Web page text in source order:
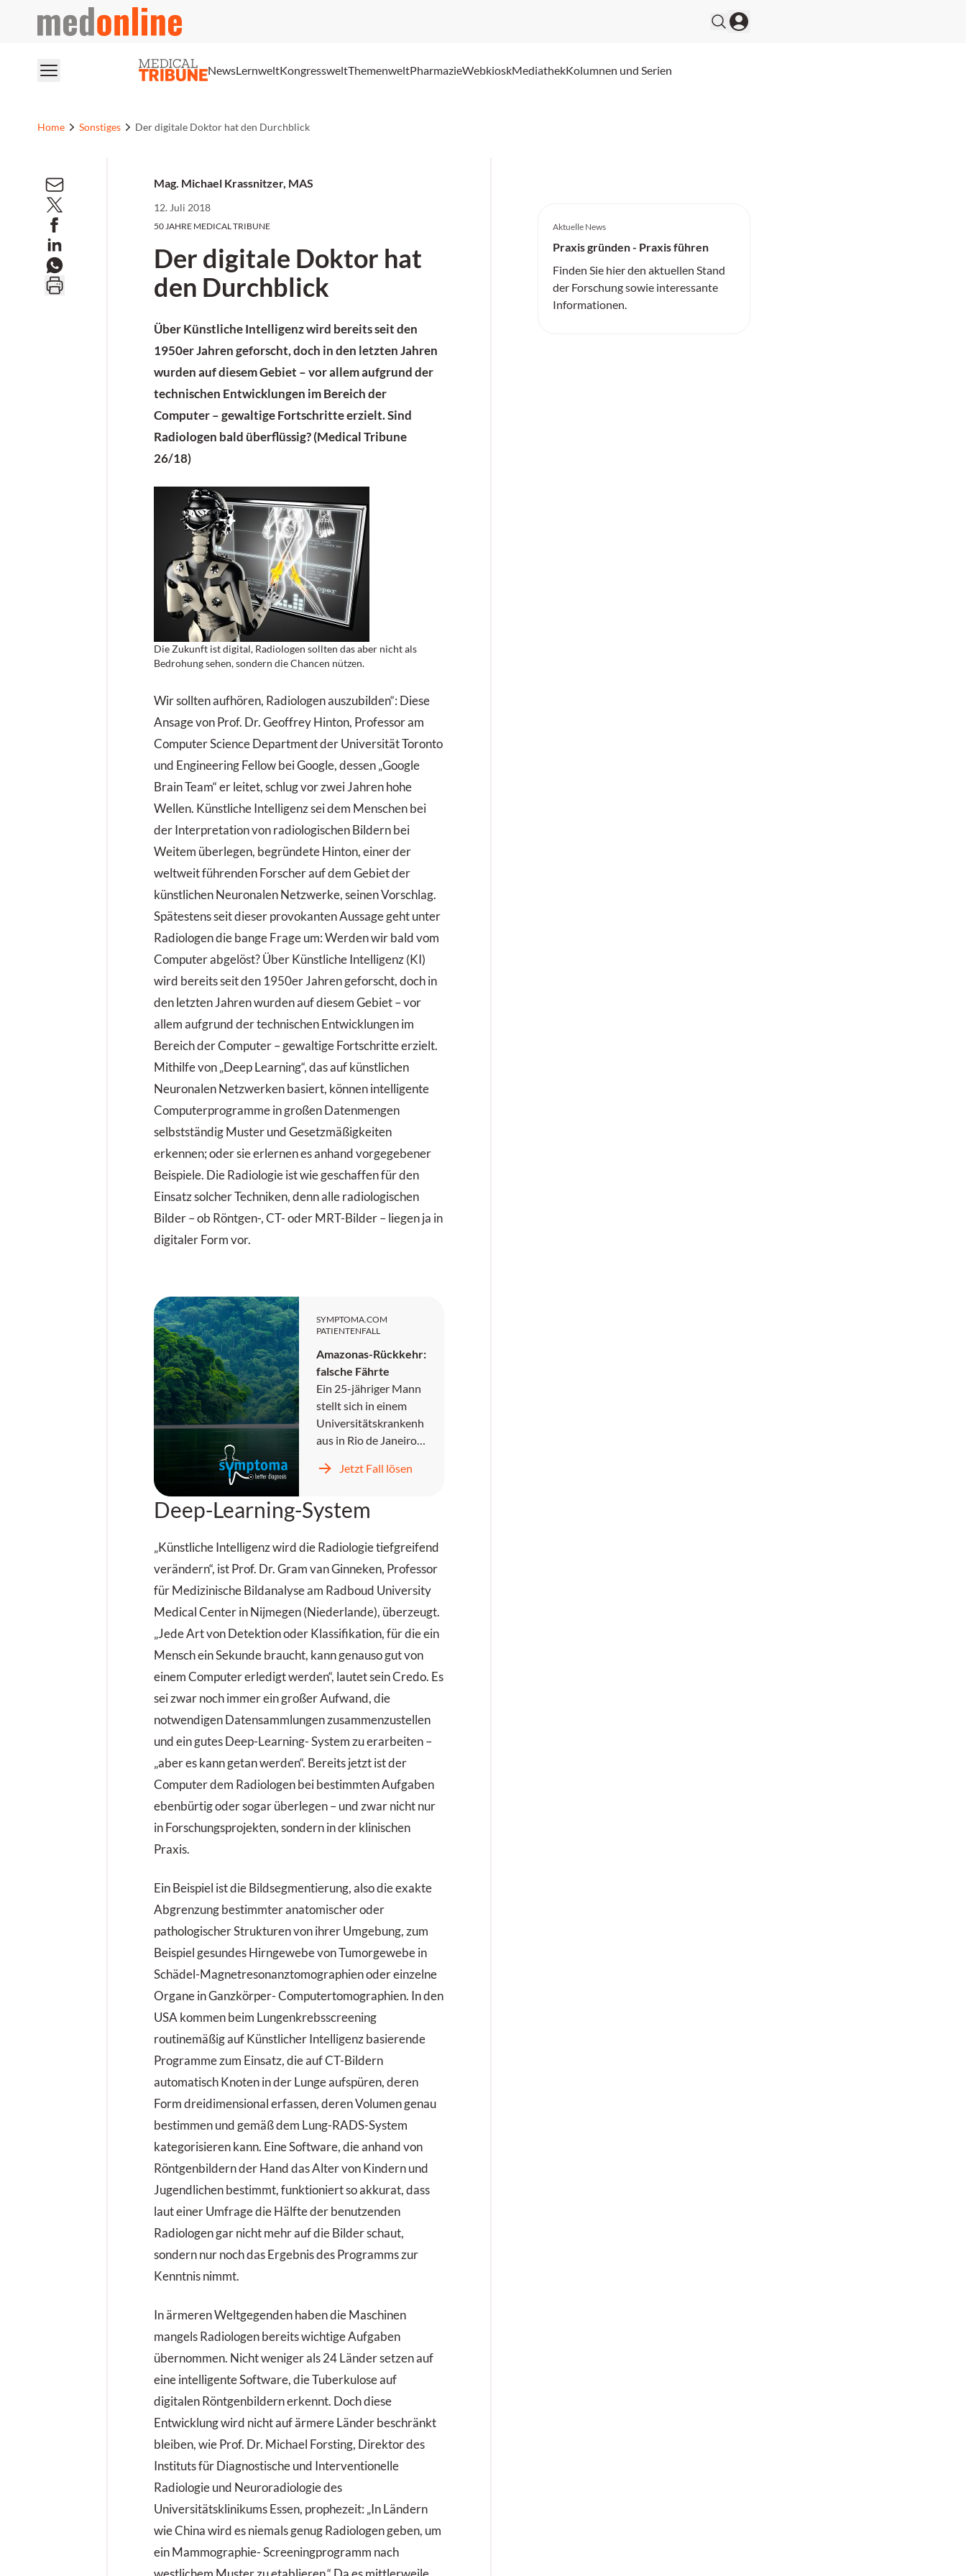
medonline
NewsLernweltKongressweltThemenweltPharmazieWebkioskMediathekKolumnen und Serien
Home Sonstiges Der digitale Doktor hat den Durchblick
Mag. Michael Krassnitzer, MAS
12. Juli 2018
50 JAHRE MEDICAL TRIBUNE
Der digitale Doktor hat
den Durchblick
Über Künstliche Intelligenz wird bereits seit den
1950er Jahren geforscht, doch in den letzten Jahren
wurden auf diesem Gebiet – vor allem aufgrund der
technischen Entwicklungen im Bereich der
Computer – gewaltige Fortschritte erzielt. Sind
Radiologen bald überflüssig? (Medical Tribune
26/18)
Die Zukunft ist digital, Radiologen sollten das aber nicht als
Bedrohung sehen, sondern die Chancen nützen.
Wir sollten aufhören, Radiologen auszubilden“: Diese
Ansage von Prof. Dr. Geoffrey Hinton, Professor am
Computer Science Department der Universität Toronto
und Engineering Fellow bei Google, dessen „Google
Brain Team“ er leitet, schlug vor zwei Jahren hohe
Wellen. Künstliche Intelligenz sei dem Menschen bei
der Interpretation von radiologischen Bildern bei
Weitem überlegen, begründete Hinton, einer der
weltweit führenden Forscher auf dem Gebiet der
künstlichen Neuronalen Netzwerke, seinen Vorschlag.
Spätestens seit dieser provokanten Aussage geht unter
Radiologen die bange Frage um: Werden wir bald vom
Computer abgelöst? Über Künstliche Intelligenz (KI)
wird bereits seit den 1950er Jahren geforscht, doch in
den letzten Jahren wurden auf diesem Gebiet – vor
allem aufgrund der technischen Entwicklungen im
Bereich der Computer – gewaltige Fortschritte erzielt.
Mithilfe von „Deep Learning“, das auf künstlichen
Neuronalen Netzwerken basiert, können intelligente
Computerprogramme in großen Datenmengen
selbstständig Muster und Gesetzmäßigkeiten
erkennen; oder sie erlernen es anhand vorgegebener
Beispiele. Die Radiologie ist wie geschaffen für den
Einsatz solcher Techniken, denn alle radiologischen
Bilder – ob Röntgen-, CT- oder MRT-Bilder – liegen ja in
digitaler Form vor.
SYMPTOMA.COM
PATIENTENFALL
Amazonas-Rückkehr:
falsche Fährte
Ein 25-jähriger Mann
stellt sich in einem
Universitätskrankenh
aus in Rio de Janeiro
Rückkehr aus dem
wo er als Holzfäller
gearbeitet hat.
Jetzt Fall lösen
Deep-Learning-System
„Künstliche Intelligenz wird die Radiologie tiefgreifend
verändern“, ist Prof. Dr. Gram van Ginneken, Professor
für Medizinische Bildanalyse am Radboud University
Medical Center in Nijmegen (Niederlande), überzeugt.
„Jede Art von Detektion oder Klassifikation, für die ein
Mensch ein Sekunde braucht, kann genauso gut von
einem Computer erledigt werden“, lautet sein Credo. Es
sei zwar noch immer ein großer Aufwand, die
notwendigen Datensammlungen zusammenzustellen
und ein gutes Deep-Learning- System zu erarbeiten –
„aber es kann getan werden“. Bereits jetzt ist der
Computer dem Radiologen bei bestimmten Aufgaben
ebenbürtig oder sogar überlegen – und zwar nicht nur
in Forschungsprojekten, sondern in der klinischen
Praxis.
Ein Beispiel ist die Bildsegmentierung, also die exakte
Abgrenzung bestimmter anatomischer oder
pathologischer Strukturen von ihrer Umgebung, zum
Beispiel gesundes Hirngewebe von Tumorgewebe in
Schädel-Magnetresonanztomographien oder einzelne
Organe in Ganzkörper- Computertomographien. In den
USA kommen beim Lungenkrebsscreening
routinemäßig auf Künstlicher Intelligenz basierende
Programme zum Einsatz, die auf CT-Bildern
automatisch Knoten in der Lunge aufspüren, deren
Form dreidimensional erfassen, deren Volumen genau
bestimmen und gemäß dem Lung-RADS-System
kategorisieren kann. Eine Software, die anhand von
Röntgenbildern der Hand das Alter von Kindern und
Jugendlichen bestimmt, funktioniert so akkurat, dass
laut einer Umfrage die Hälfte der benutzenden
Radiologen gar nicht mehr auf die Bilder schaut,
sondern nur noch das Ergebnis des Programms zur
Kenntnis nimmt.
In ärmeren Weltgegenden haben die Maschinen
mangels Radiologen bereits wichtige Aufgaben
übernommen. Nicht weniger als 24 Länder setzen auf
eine intelligente Software, die Tuberkulose auf
digitalen Röntgenbildern erkennt. Doch diese
Entwicklung wird nicht auf ärmere Länder beschränkt
bleiben, wie Prof. Dr. Michael Forsting, Direktor des
Instituts für Diagnostische und Interventionelle
Radiologie und Neuroradiologie des
Universitätsklinikums Essen, prophezeit: „In Ländern
wie China wird es niemals genug Radiologen geben, um
ein Mammographie- Screeningprogramm nach
Aktuelle News
Praxis gründen - Praxis führen
Finden Sie hier den aktuellen Stand
der Forschung sowie interessante
Informationen.